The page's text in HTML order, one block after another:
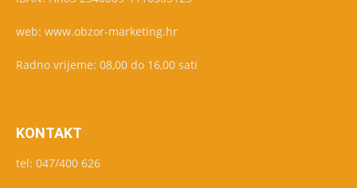
web: www.obzor-marketing.hr
Radno vrijeme: 08,00 do 16,00 sati
KONTAKT
tel: 047/400 626